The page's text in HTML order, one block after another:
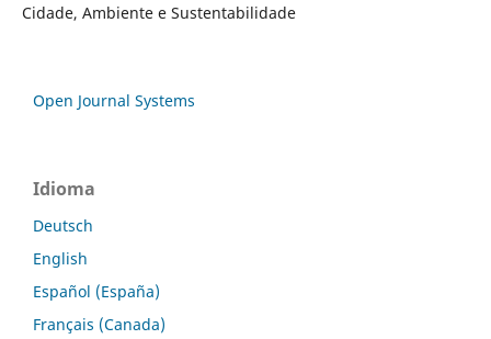
Cidade, Ambiente e Sustentabilidade
Open Journal Systems
Idioma
Deutsch
English
Español (España)
Français (Canada)